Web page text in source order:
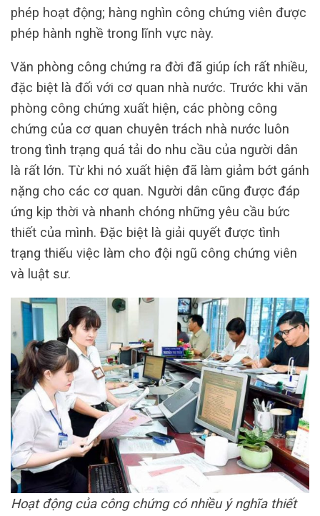
phép hoạt động; hàng nghìn công chứng viên được
phép hành nghề trong lĩnh vực này.
Văn phòng công chứng ra đời đã giúp ích rất nhiều,
đặc biệt là đối với cơ quan nhà nước. Trước khi văn
phòng công chứng xuất hiện, các phòng công
chứng của cơ quan chuyên trách nhà nước luôn
trong tình trạng quá tải do nhu cầu của người dân
là rất lớn. Từ khi nó xuất hiện đã làm giảm bớt gánh
nặng cho các cơ quan. Người dân cũng được đáp
ứng kịp thời và nhanh chóng những yêu cầu bức
thiết của mình. Đặc biệt là giải quyết được tình
trạng thiếu việc làm cho đội ngũ công chứng viên
và luật sư.
Hoạt động của công chứng có nhiều ý nghĩa thiết